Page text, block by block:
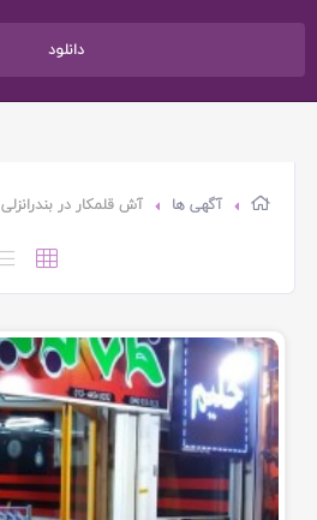
دانلود
آگهی ها آش قلمکار در بندرانزلی